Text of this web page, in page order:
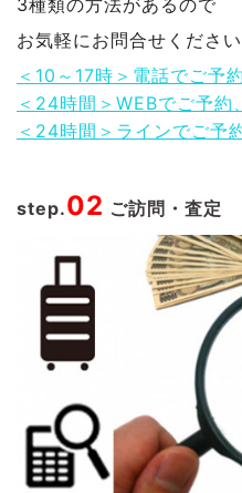
3種類の方法があるので
お気軽にお問合せください
＜10～17時＞電話でご予
＜24時間＞WEBでご予約
＜24時間＞ラインでご予
step.02 ご訪問・査定